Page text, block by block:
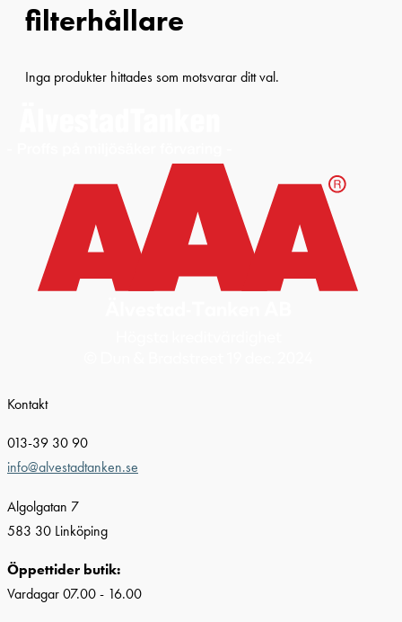
filterhållare
Inga produkter hittades som motsvarar ditt val.
Kontakt
013-39 30 90
info@alvestadtanken.se
Algolgatan 7
583 30 Linköping
Öppettider butik:
Vardagar 07.00 - 16.00